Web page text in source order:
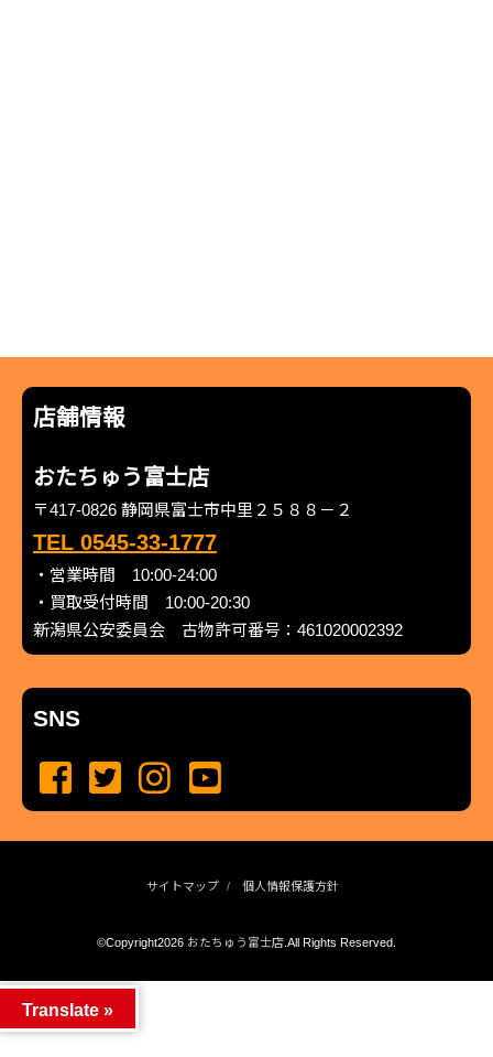
店舗情報
おたちゅう富士店
〒417-0826 静岡県富士市中里２５８８－２
TEL 0545-33-1777
・営業時間 10:00-24:00
・買取受付時間 10:00-20:30
新潟県公安委員会 古物許可番号：461020002392
SNS
サイトマップ 個人情報保護方針
©Copyright2026 おたちゅう富士店.All Rights Reserved.
Translate »